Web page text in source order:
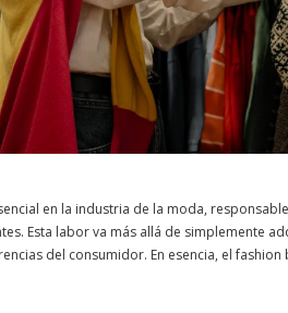
en la industria de la moda,
Esta labor va más allá de simplemente
del consumidor. En esencia, el